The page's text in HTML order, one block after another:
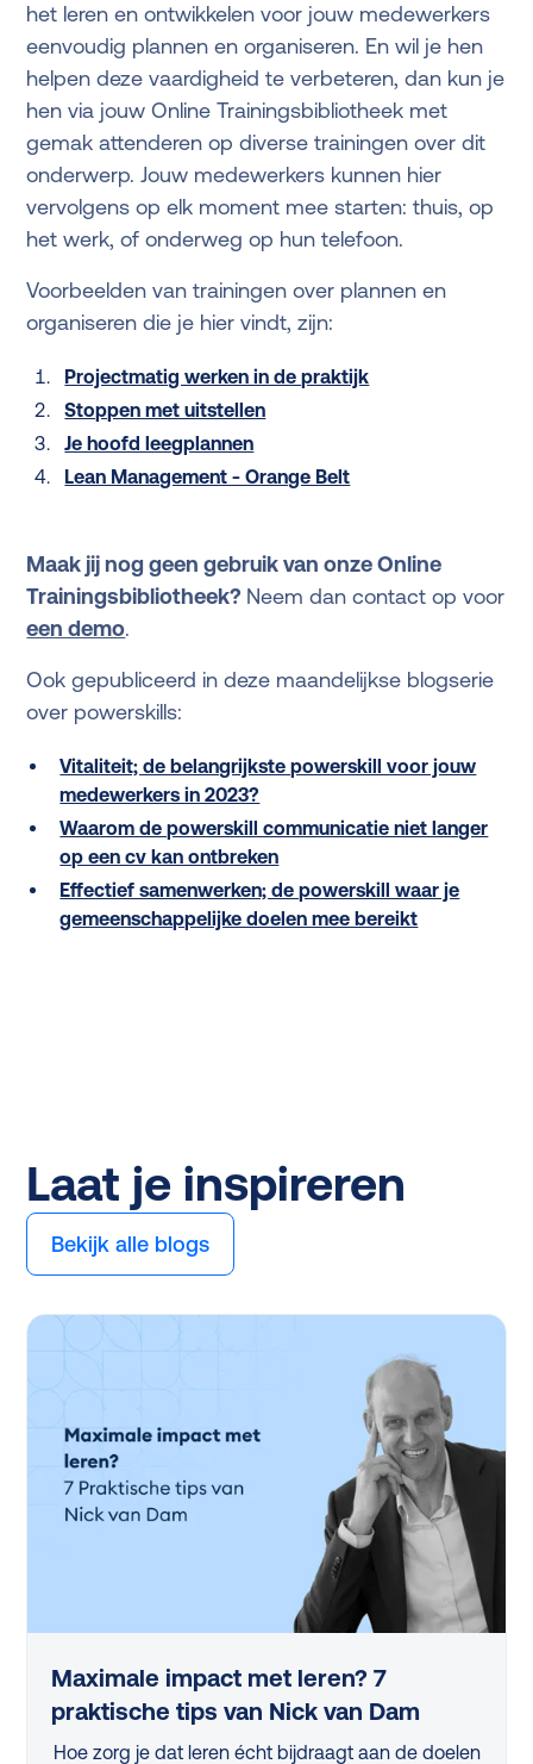
het leren en ontwikkelen voor jouw medewerkers
eenvoudig plannen en organiseren. En wil je hen
helpen deze vaardigheid te verbeteren, dan kun je
hen via jouw Online Trainingsbibliotheek met
gemak attenderen op diverse trainingen over dit
onderwerp. Jouw medewerkers kunnen hier
vervolgens op elk moment mee starten: thuis, op
het werk, of onderweg op hun telefoon.
Voorbeelden van trainingen over plannen en
organiseren die je hier vindt, zijn:
Projectmatig werken in de praktijk
Stoppen met uitstellen
Je hoofd leegplannen
Lean Management - Orange Belt
Maak jij nog geen gebruik van onze Online
Trainingsbibliotheek? Neem dan contact op voor
een demo.
Ook gepubliceerd in deze maandelijkse blogserie
over powerskills:
Vitaliteit; de belangrijkste powerskill voor jouw
medewerkers in 2023?
Waarom de powerskill communicatie niet langer
op een cv kan ontbreken
Effectief samenwerken; de powerskill waar je
gemeenschappelijke doelen mee bereikt
Laat je inspireren
Bekijk alle blogs
Maximale impact met leren? 7
praktische tips van Nick van Dam
Hoe zorg je dat leren écht bijdraagt aan de doelen